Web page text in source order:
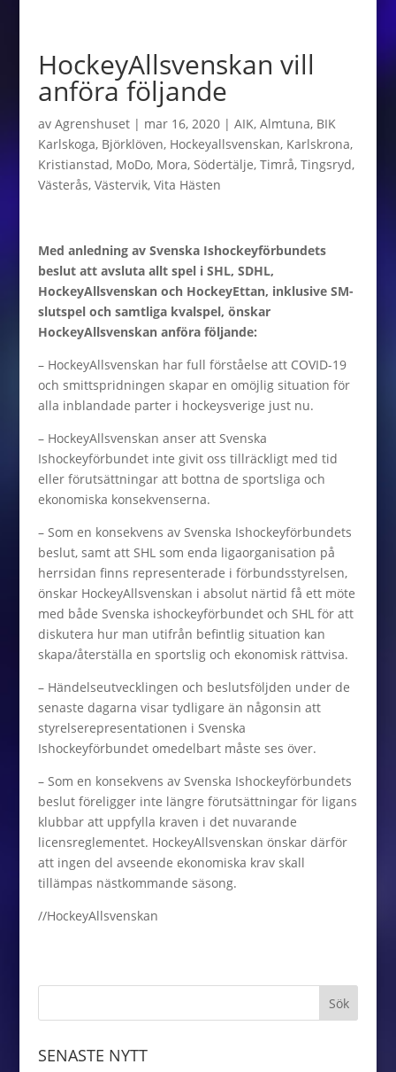
HockeyAllsvenskan vill
anföra följande
av Agrenshuset| mar 16, 2020| AIK, Almtuna, BIK
Karlskoga, Björklöven, Hockeyallsvenskan, Karlskrona,
Kristianstad, MoDo, Mora, Södertälje, Timrå, Tingsryd,
Västerås, Västervik, Vita Hästen
Med anledning av Svenska Ishockeyförbundets
beslut att avsluta allt spel i SHL, SDHL,
HockeyAllsvenskan och HockeyEttan, inklusive SM-
slutspel och samtliga kvalspel, önskar
HockeyAllsvenskan anföra följande:
– HockeyAllsvenskan har full förståelse att COVID-19
och smittspridningen skapar en omöjlig situation för
alla inblandade parter i hockeysverige just nu.
– HockeyAllsvenskan anser att Svenska
Ishockeyförbundet inte givit oss tillräckligt med tid
eller förutsättningar att bottna de sportsliga och
ekonomiska konsekvenserna.
– Som en konsekvens av Svenska Ishockeyförbundets
beslut, samt att SHL som enda ligaorganisation på
herrsidan finns representerade i förbundsstyrelsen,
önskar HockeyAllsvenskan i absolut närtid få ett möte
med både Svenska ishockeyförbundet och SHL för att
diskutera hur man utifrån befintlig situation kan
skapa/återställa en sportslig och ekonomisk rättvisa.
– Händelseutvecklingen och beslutsföljden under de
senaste dagarna visar tydligare än någonsin att
styrelserepresentationen i Svenska
Ishockeyförbundet omedelbart måste ses över.
– Som en konsekvens av Svenska Ishockeyförbundets
beslut föreligger inte längre förutsättningar för ligans
klubbar att uppfylla kraven i det nuvarande
licensreglementet. HockeyAllsvenskan önskar därför
att ingen del avseende ekonomiska krav skall
tillämpas nästkommande säsong.
//HockeyAllsvenskan
SENASTE NYTT